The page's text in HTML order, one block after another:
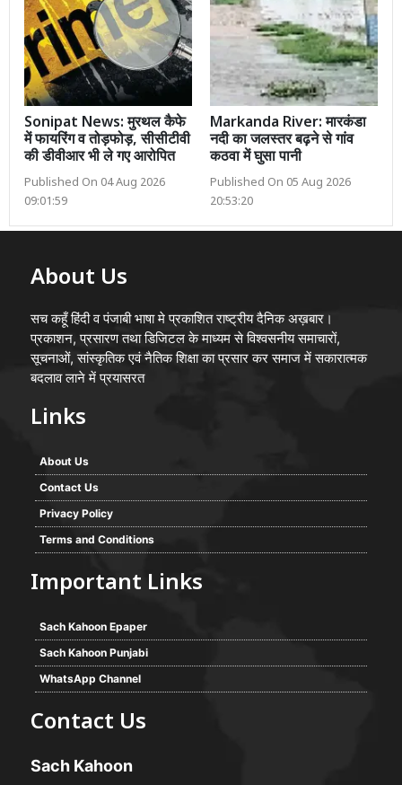
Sonipat News: मुरथल कैफे
में फायरिंग व तोड़फोड़, सीसीटीवी
की डीवीआर भी ले गए आरोपित
Published On 04 Aug 2026
09:01:59
Markanda River: मारकंडा
नदी का जलस्तर बढ़ने से गांव
कठवा में घुसा पानी
Published On 05 Aug 2026
20:53:20
About Us
सच कहूँ हिंदी व पंजाबी भाषा मे प्रकाशित राष्ट्रीय दैनिक अख़बार।
प्रकाशन, प्रसारण तथा डिजिटल के माध्यम से विश्वसनीय समाचारों,
सूचनाओं, सांस्कृतिक एवं नैतिक शिक्षा का प्रसार कर समाज में सकारात्मक
बदलाव लाने में प्रयासरत
Links
About Us
Contact Us
Privacy Policy
Terms and Conditions
Important Links
Sach Kahoon Epaper
Sach Kahoon Punjabi
WhatsApp Channel
Contact Us
Sach Kahoon